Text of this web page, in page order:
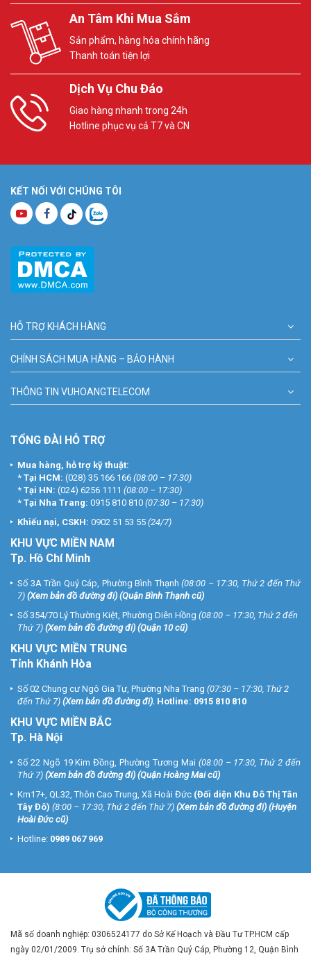
An Tâm Khi Mua Sắm
Sản phẩm, hàng hóa chính hãng
Thanh toán tiện lợi
Dịch Vụ Chu Đáo
Giao hàng nhanh trong 24h
Hotline phục vụ cả T7 và CN
KẾT NỐI VỚI CHÚNG TÔI
HỖ TRỢ KHÁCH HÀNG
CHÍNH SÁCH MUA HÀNG – BẢO HÀNH
THÔNG TIN VUHOANGTELECOM
TỔNG ĐÀI HỖ TRỢ
Mua hàng, hỗ trợ kỹ thuật:
* Tại HCM: (028) 35 166 166 (08:00 – 17:30)
* Tại HN: (024) 6256 1111 (08:00 – 17:30)
* Tại Nha Trang: 0915 810 810 (07:30 – 17:30)
Khiếu nại, CSKH: 0902 51 53 55 (24/7)
KHU VỰC MIỀN NAM
Tp. Hồ Chí Minh
Số 3A Trần Quý Cáp, Phường Bình Thạnh (08:00 – 17:30, Thứ 2 đến Thứ
7) (Xem bản đồ đường đi) (Quận Bình Thạnh cũ)
Số 354/70 Lý Thường Kiệt, Phường Diên Hồng (08:00 – 17:30, Thứ 2 đến
Thứ 7) (Xem bản đồ đường đi) (Quận 10 cũ)
KHU VỰC MIỀN TRUNG
Tỉnh Khánh Hòa
Số 02 Chung cư Ngô Gia Tự, Phường Nha Trang (07:30 – 17:30, Thứ 2
đến Thứ 7) (Xem bản đồ đường đi). Hotline: 0915 810 810
KHU VỰC MIỀN BẮC
Tp. Hà Nội
Số 22 Ngõ 19 Kim Đồng, Phường Tương Mai (08:00 – 17:30, Thứ 2 đến
Thứ 7) (Xem bản đồ đường đi) (Quận Hoàng Mai cũ)
Km17+, QL32, Thôn Cao Trung, Xã Hoài Đức (Đối diện Khu Đô Thị Tân
Tây Đô) (8:00 – 17:30, Thứ 2 đến Thứ 7) (Xem bản đồ đường đi) (Huyện
Hoài Đức cũ)
Hotline: 0989 067 969
Mã số doanh nghiệp: 0306524177 do Sở Kế Hoạch và Đầu Tư TP.HCM cấp
ngày 02/01/2009. Trụ sở chính: Số 3A Trần Quý Cáp, Phường 12, Quận Bình